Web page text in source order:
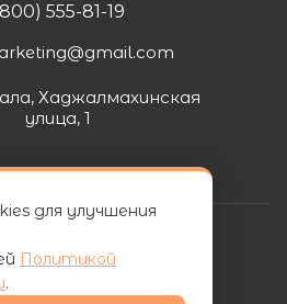
555-81-19
Хаджалмахинская
улица, 1
| ИНН 0572026060
для улучшения
Политикой
.